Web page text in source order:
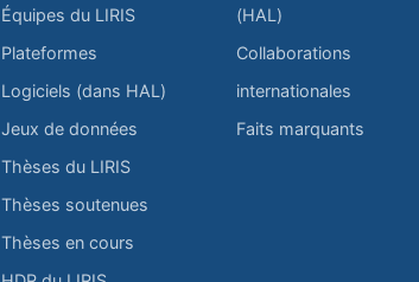
Équipes du LIRIS
Plateformes
Logiciels (dans HAL)
Jeux de données
Thèses du LIRIS
Thèses soutenues
Thèses en cours
(HAL)
Collaborations
internationales
Faits marquants